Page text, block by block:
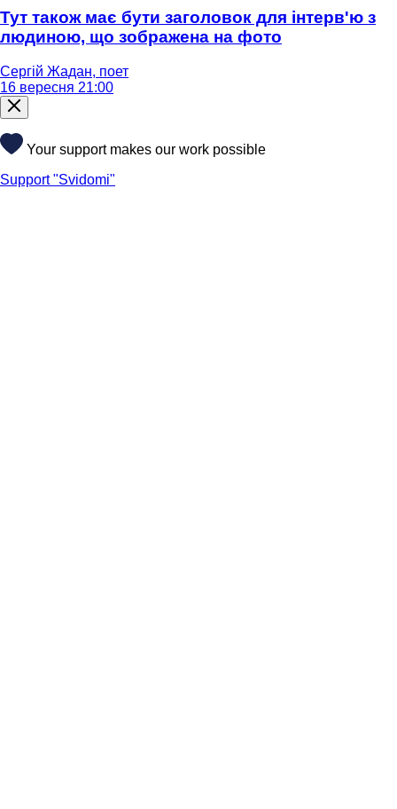
Тут також має бути заголовок для інтерв'ю з
людиною, що зображена на фото
Сергій Жадан, поет
16 вересня 21:00
Your support makes our work possible
Support "Svidomi"